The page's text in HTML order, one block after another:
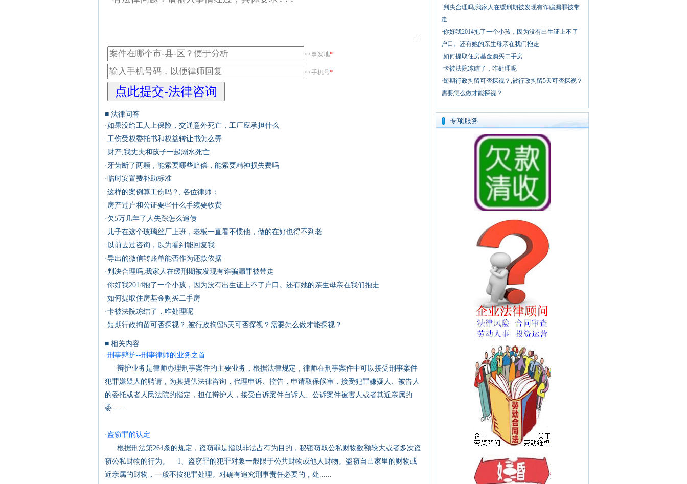
<<事发地*
<<手机号*
■ 法律问答
·如果没给工人上保险，交通意外死亡，工厂应承担什么
· 工伤受权委托书和权益转让书怎么弄
· 财产,我丈夫和孩子一起溺水死亡
· 牙齿断了两颗，能索要哪些赔偿，能索要精神损失费吗
·临时安置费补助标准
·这样的案例算工伤吗？, 各位律师：
· 房产过户和公证要些什么手续要收费
· 欠5万几年了人失踪怎么追债
· 儿子在这个玻璃丝厂上班，老板一直看不惯他，做的在好也得不到老
· 以前去过咨询，以为看到能回复我
·导出的微信转账单能否作为还款依据
· 判决合理吗,我家人在缓刑期被发现有诈骗漏罪被带走
·你好我2014抱了一个小孩，因为没有出生证上不了户口。还有她的亲生母亲在我们抱走
·如何提取住房基金购买二手房
·卡被法院冻结了，咋处理呢
·短期行政拘留可否探视？,被行政拘留5天可否探视？需要怎么做才能探视？
■ 相关内容
·刑事辩护--刑事律师的业务之首
辩护业务是律师办理刑事案件的主要业务，根据法律规定，律师在刑事案件中可以接受刑事案件
犯罪嫌疑人的聘请，为其提供法律咨询，代理申诉、控告，申请取保候审，接受犯罪嫌疑人、被告人
的委托或者人民法院的指定，担任辩护人，接受自诉案件自诉人、公诉案件被害人或者其近亲属的
委......
· 盗窃罪的认定
根据刑法第264条的规定，盗窃罪是指以非法占有为目的，秘密窃取公私财物数额较大或者多次盗
窃公私财物的行为。 1、盗窃罪的犯罪对象一般限于公共财物或他人财物。盗窃自己家里的财物或
近亲属的财物，一般不按犯罪处理。对确有追究刑事责任必要的，处......
·判决合理吗,我家人在缓刑期被发现有诈骗漏罪被带
走
·你好我2014抱了一个小孩，因为没有出生证上不了
户口。还有她的亲生母亲在我们抱走
·如何提取住房基金购买二手房
·卡被法院冻结了，咋处理呢
·短期行政拘留可否探视？,被行政拘留5天可否探视？
需要怎么做才能探视？
专项服务